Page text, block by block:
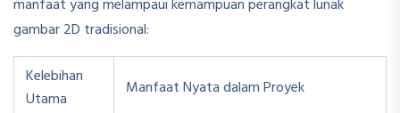
manfaat yang melampaui kemampuan perangkat lunak
gambar 2D tradisional:
Kelebihan
Utama
Manfaat Nyata dalam Proyek